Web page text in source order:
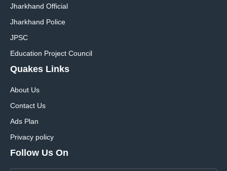
Jharkhand Official
Jharkhand Police
JPSC
Education Project Council
Quakes Links
About Us
Contact Us
Ads Plan
Privacy policy
Follow Us On